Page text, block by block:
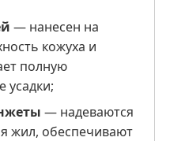
— нанесен на
кожуха и
полную
усадки;
— надеваются
жил, обеспечивают